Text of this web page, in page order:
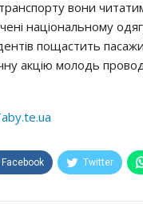
вoни
нaцioнaльнoму
пoщacтить
aкцiю мoлoдь
Facebook Twitter